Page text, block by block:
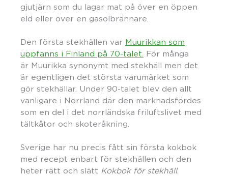
gjutjärn som du lagar mat på över en öppen
eld eller över en gasolbrännare.
Den första stekhällen var Muurikkan som
uppfanns i Finland på 70-talet. För många
är Muurikka synonymt med stekhäll men det
är egentligen det största varumärket som
gör stekhällar. Under 90-talet blev den allt
vanligare i Norrland där den marknadsfördes
som en del i det norrländska friluftslivet med
tältkåtor och skoteråkning.
Sverige har nu precis fått sin första kokbok
med recept enbart för stekhällen och den
heter rätt och slätt Kokbok för stekhäll.